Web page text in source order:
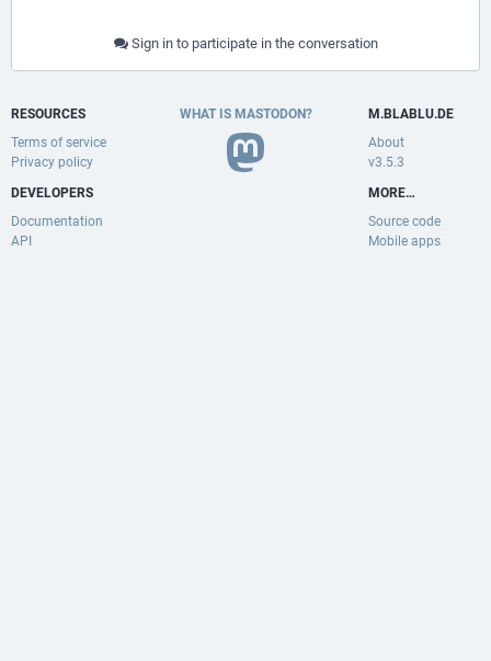
Sign in to participate in the conversation
RESOURCES
Terms of service
Privacy policy
DEVELOPERS
Documentation
API
WHAT IS MASTODON?
M.BLABLU.DE
About
v3.5.3
MORE…
Source code
Mobile apps